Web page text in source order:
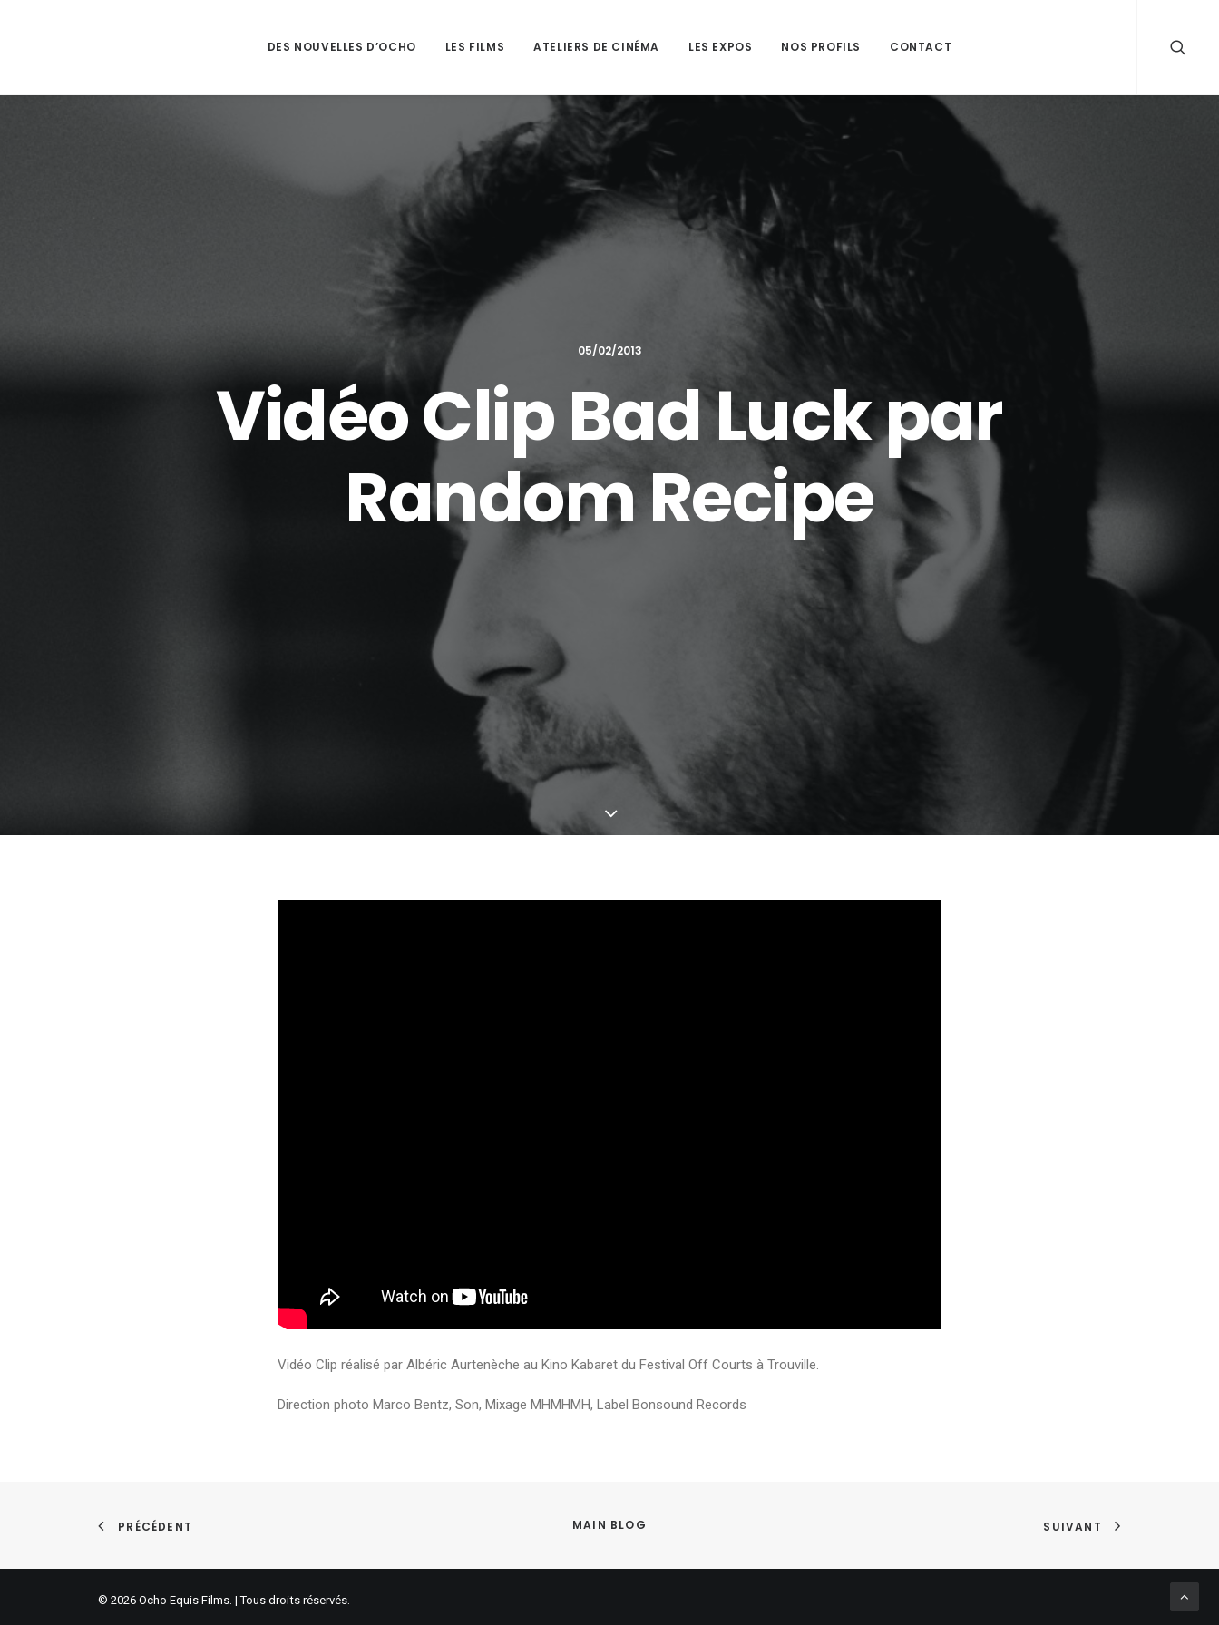
DES NOUVELLES D’OCHO LES FILMS ATELIERS DE CINÉMA LES EXPOS NOS PROFILS CONTACT
05/02/2013
Vidéo Clip Bad Luck par
Random Recipe
Vidéo Clip réalisé par Albéric Aurtenèche au Kino Kabaret du Festival Off Courts à Trouville.
Direction photo Marco Bentz, Son, Mixage MHMHMH, Label Bonsound Records
PRÉCÉDENT MAIN BLOG SUIVANT
© 2026 Ocho Equis Films. | Tous droits réservés.